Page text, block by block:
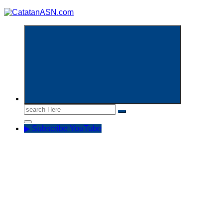
Search
for:
▶ Subscribe YouTube